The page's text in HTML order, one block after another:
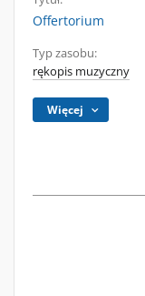
Offertorium
Typ zasobu:
rękopis muzyczny
Więcej